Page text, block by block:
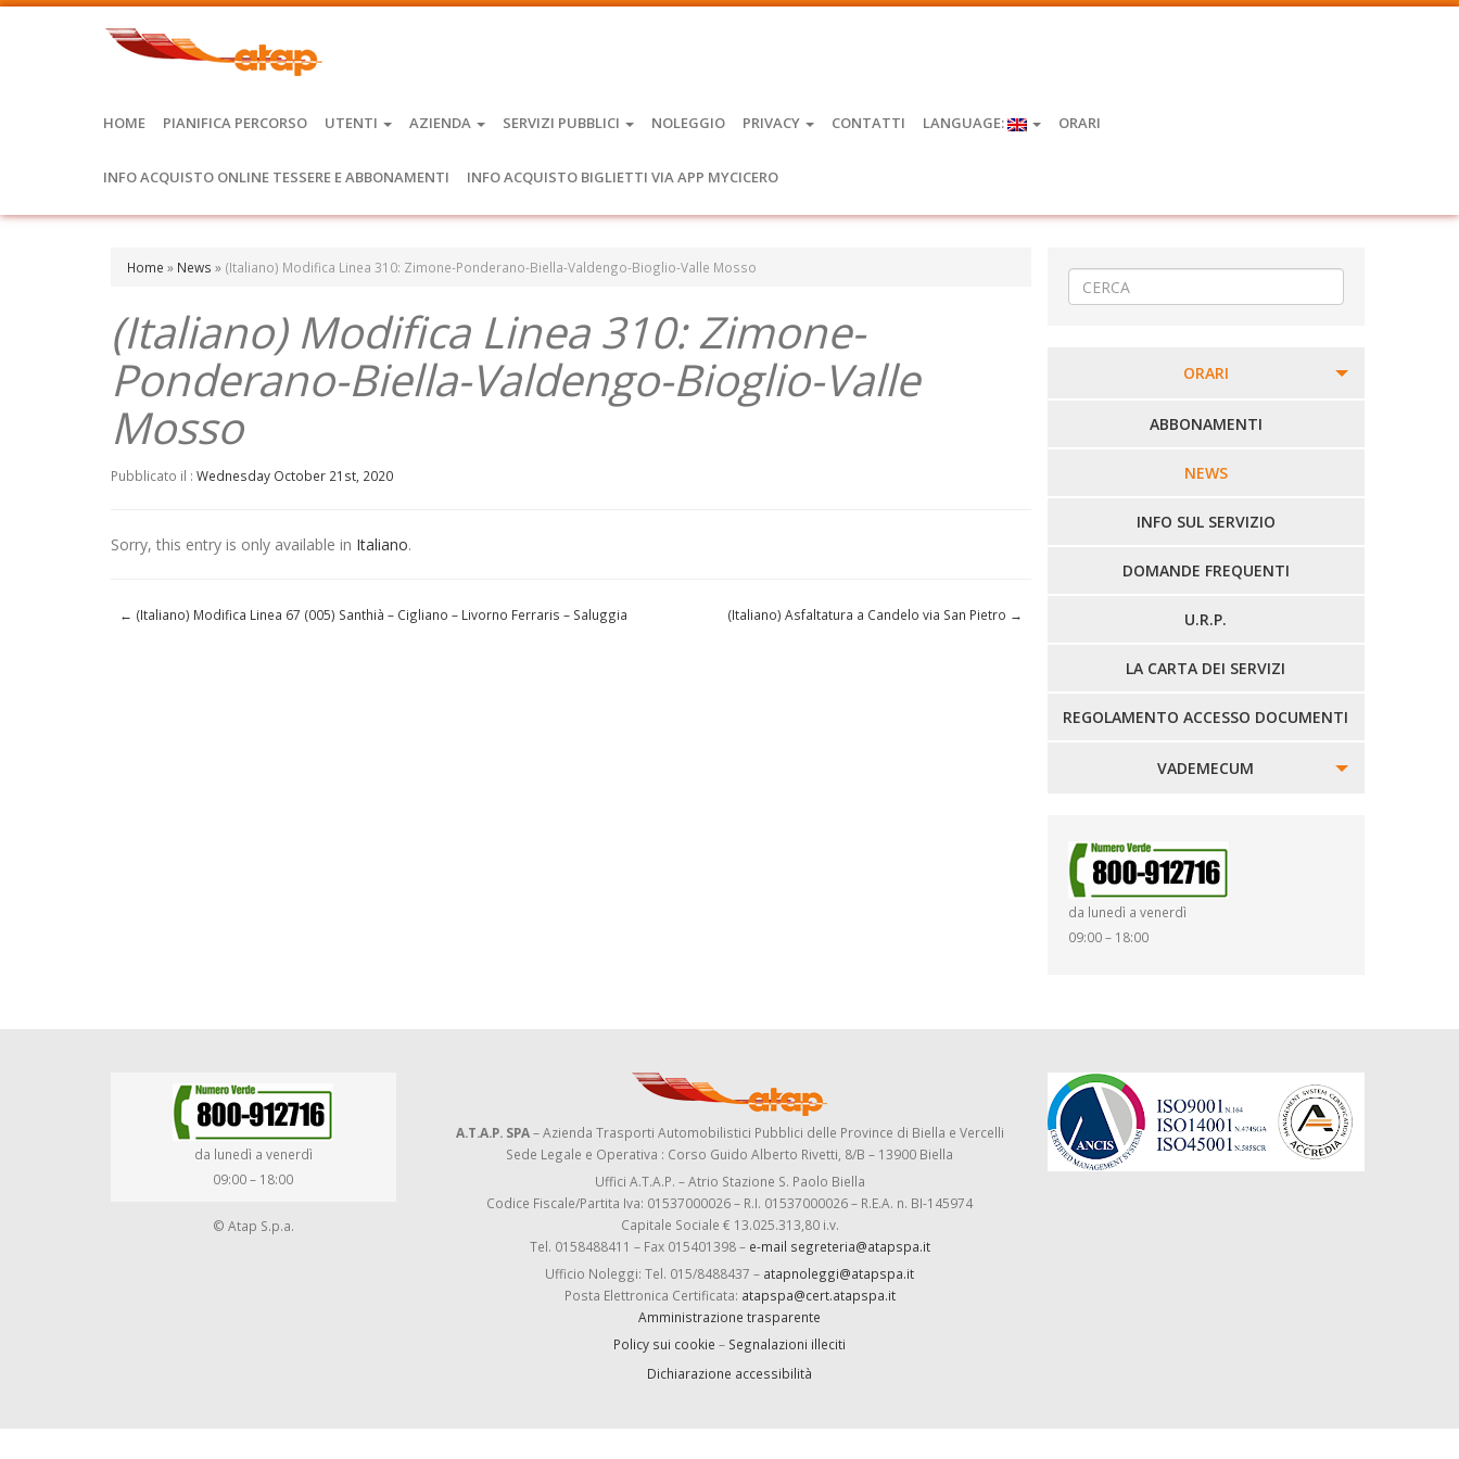
HOME PIANIFICA PERCORSO UTENTI AZIENDA SERVIZI PUBBLICI NOLEGGIO PRIVACY CONTATTI LANGUAGE: ORARI
INFO ACQUISTO ONLINE TESSERE E ABBONAMENTI INFO ACQUISTO BIGLIETTI VIA APP MYCICERO
Home » News » (Italiano) Modifica Linea 310: Zimone-Ponderano-Biella-Valdengo-Bioglio-Valle Mosso
(Italiano) Modifica Linea 310: Zimone-
Ponderano-Biella-Valdengo-Bioglio-Valle
Mosso
Pubblicato il : Wednesday October 21st, 2020
Sorry, this entry is only available in Italiano.
← (Italiano) Modifica Linea 67 (005) Santhià – Cigliano – Livorno Ferraris – Saluggia (Italiano) Asfaltatura a Candelo via San Pietro →
ORARI
PERCORSI URBANI IN BIELLA
LINEE URBANE VERCELLI
LINEE EXTRAURBANE
ABBONAMENTI
NEWS
INFO SUL SERVIZIO
DOMANDE FREQUENTI
U.R.P.
LA CARTA DEI SERVIZI
REGOLAMENTO ACCESSO DOCUMENTI
VADEMECUM
SMARRIMENTO OGGETTI
DIRITTI E DOVERI
da lunedì a venerdì
09:00 – 18:00
da lunedì a venerdì
09:00 – 18:00
© Atap S.p.a.
A.T.A.P. SPA– Azienda Trasporti Automobilistici Pubblici delle Province di Biella e Vercelli
Sede Legale e Operativa : Corso Guido Alberto Rivetti, 8/B – 13900 Biella
Uffici A.T.A.P. – Atrio Stazione S. Paolo Biella
Codice Fiscale/Partita Iva: 01537000026 – R.I. 01537000026 – R.E.A. n. BI-145974
Capitale Sociale € 13.025.313,80 i.v.
Tel. 0158488411 – Fax 015401398 – e-mail segreteria@atapspa.it
Ufficio Noleggi: Tel. 015/8488437 – atapnoleggi@atapspa.it
Posta Elettronica Certificata: atapspa@cert.atapspa.it
Amministrazione trasparente
Policy sui cookie – Segnalazioni illeciti
Dichiarazione accessibilità